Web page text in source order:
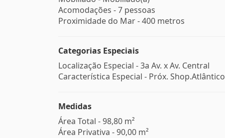
Acomodações - 7 pessoas
Proximidade do Mar - 400 metros
Categorias Especiais
Localização Especial - 3a Av. x Av. Central
Característica Especial - Próx. Shop.Atlântico
Medidas
Área Total - 98,80 m²
Área Privativa - 90,00 m²